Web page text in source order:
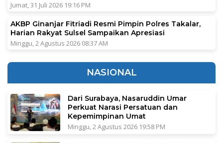
Jumat, 31 Juli 2026 19:16 PM
AKBP Ginanjar Fitriadi Resmi Pimpin Polres Takalar,
Harian Rakyat Sulsel Sampaikan Apresiasi
Minggu, 2 Agustus 2026 08:37 AM
NASIONAL
Dari Surabaya, Nasaruddin Umar
Perkuat Narasi Persatuan dan
Kepemimpinan Umat
Minggu, 2 Agustus 2026 19:58 PM